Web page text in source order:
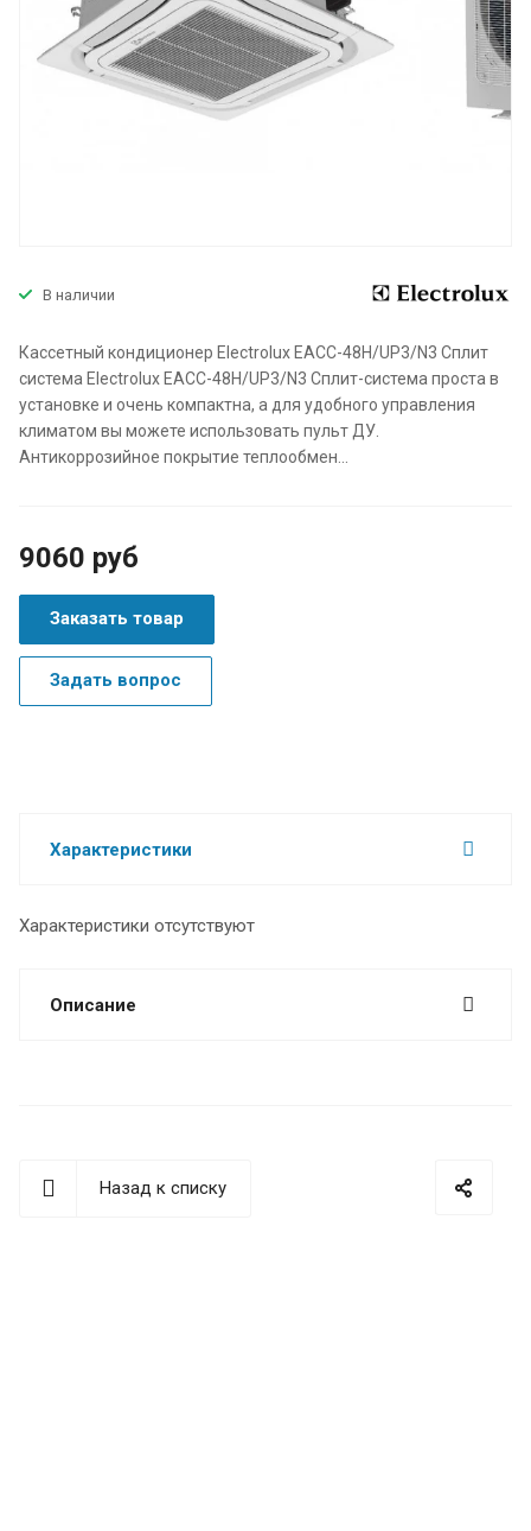
В наличии
Кассетный кондиционер Electrolux EACC-48H/UP3/N3 Сплит
система Electrolux EACC-48H/UP3/N3 Сплит-система проста в
установке и очень компактна, а для удобного управления
климатом вы можете использовать пульт ДУ.
Антикоррозийное покрытие теплообмен...
9060 руб
Заказать товар
Задать вопрос
Характеристики
Характеристики отсутствуют
Описание
Назад к списку